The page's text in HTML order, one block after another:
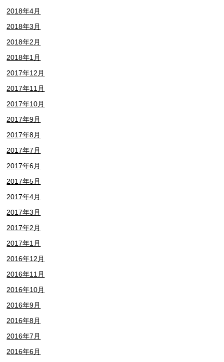
2018年4月
2018年3月
2018年2月
2018年1月
2017年12月
2017年11月
2017年10月
2017年9月
2017年8月
2017年7月
2017年6月
2017年5月
2017年4月
2017年3月
2017年2月
2017年1月
2016年12月
2016年11月
2016年10月
2016年9月
2016年8月
2016年7月
2016年6月